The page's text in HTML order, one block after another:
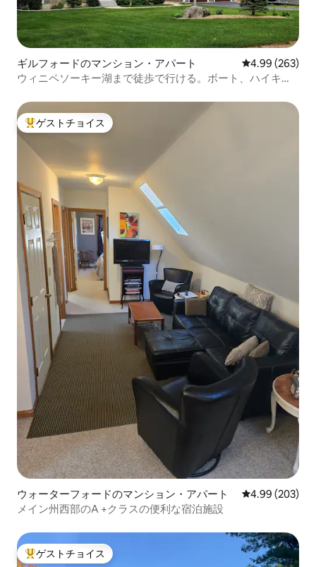
ギルフォードのマンション・アパート レビュー263
4.99 (263)
ウィニペソーキー湖まで徒歩で行ける。ボート、ハイキン
大好評のゲストチョイスです。
ゲストチョイス
ウォーターフォードのマンション・アパート レビュー203
4.99 (203)
メイン州西部のA +クラスの便利な宿泊施設
大好評のゲストチョイスです。
ゲストチョイス